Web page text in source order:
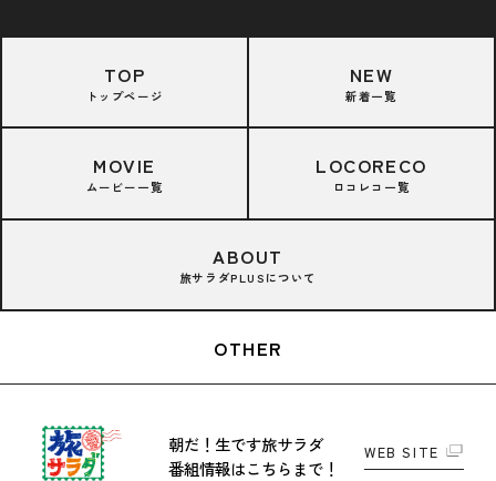
TOP
トップページ
NEW
新着一覧
MOVIE
ムービー一覧
LOCORECO
ロコレコ一覧
ABOUT
旅サラダPLUSについて
OTHER
朝だ！生です旅サラダ
番組情報はこちらまで！
WEB SITE